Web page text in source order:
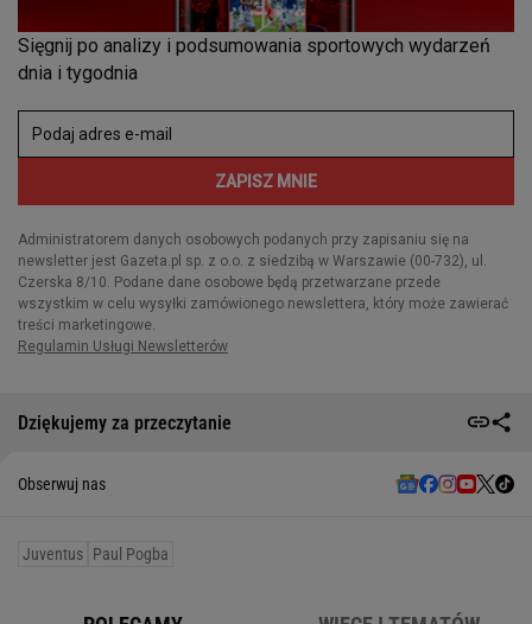
Dziękujemy za przeczytanie
Obserwuj nas
Juventus Paul Pogba